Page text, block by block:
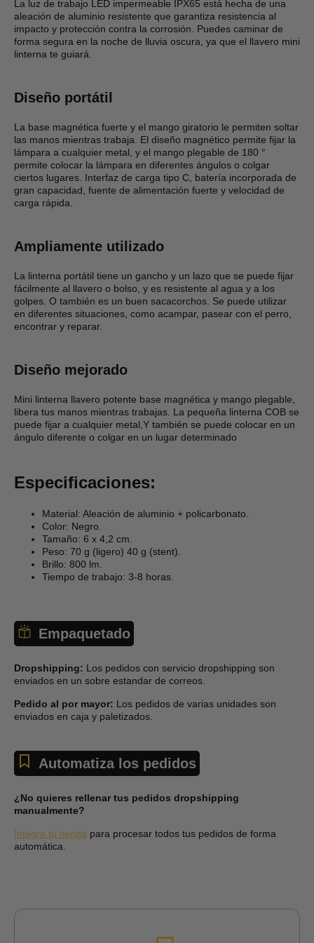
La luz de trabajo LED impermeable IPX65 está hecha de una
aleación de aluminio resistente que garantiza resistencia al
impacto y protección contra la corrosión. Puedes caminar de
forma segura en la noche de lluvia oscura, ya que el llavero mini
linterna te guiará.
Diseño portátil
La base magnética fuerte y el mango giratorio le permiten soltar
las manos mientras trabaja. El diseño magnético permite fijar la
lámpara a cualquier metal, y el mango plegable de 180 °
permite colocar la lámpara en diferentes ángulos o colgar
ciertos lugares. Interfaz de carga tipo C, batería incorporada de
gran capacidad, fuente de alimentación fuerte y velocidad de
carga rápida.
Ampliamente utilizado
La linterna portátil tiene un gancho y un lazo que se puede fijar
fácilmente al llavero o bolso, y es resistente al agua y a los
golpes. O también es un buen sacacorchos. Se puede utilizar
en diferentes situaciones, como acampar, pasear con el perro,
encontrar y reparar.
Diseño mejorado
Mini linterna llavero potente base magnética y mango plegable,
libera tus manos mientras trabajas. La pequeña linterna COB se
puede fijar a cualquier metal,Y también se puede colocar en un
ángulo diferente o colgar en un lugar determinado
Especificaciones:
Material: Aleación de aluminio + policarbonato.
Color: Negro.
Tamaño: 6 x 4,2 cm.
Peso: 70 g (ligero) 40 g (stent).
Brillo: 800 lm.
Tiempo de trabajo: 3-8 horas.
Empaquetado
Dropshipping: Los pedidos con servicio dropshipping son
enviados en un sobre estandar de correos.
Pedido al por mayor: Los pedidos de varias unidades son
enviados en caja y paletizados.
Automatiza los pedidos
¿No quieres rellenar tus pedidos dropshipping
manualmente?
Integra tu tienda para procesar todos tus pedidos de forma
automática.